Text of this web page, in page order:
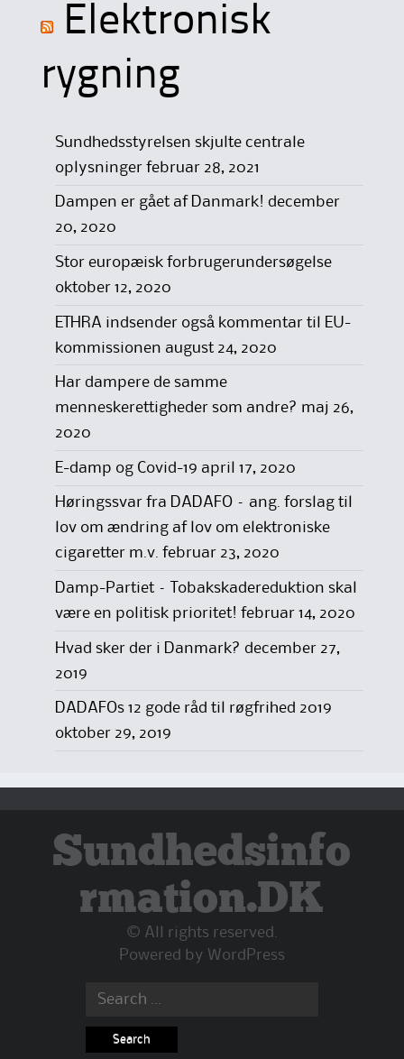
Elektronisk
rygning
Sundhedsstyrelsen skjulte centrale
oplysninger februar 28, 2021
Dampen er gået af Danmark! december
20, 2020
Stor europæisk forbrugerundersøgelse
oktober 12, 2020
ETHRA indsender også kommentar til EU-
kommissionen august 24, 2020
Har dampere de samme
menneskerettigheder som andre? maj 26,
2020
E-damp og Covid-19 april 17, 2020
Høringssvar fra DADAFO – ang. forslag til
lov om ændring af lov om elektroniske
cigaretter m.v. februar 23, 2020
Damp-Partiet – Tobakskadereduktion skal
være en politisk prioritet! februar 14, 2020
Hvad sker der i Danmark? december 27,
2019
DADAFOs 12 gode råd til røgfrihed 2019
oktober 29, 2019
Sundhedsinfo
rmation.DK
© All rights reserved.
Powered by WordPress
Search